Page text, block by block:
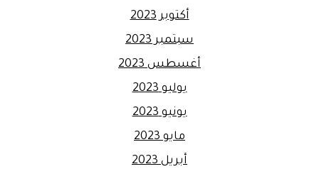
أكتوبر 2023
سبتمبر 2023
أغسطس 2023
يوليو 2023
يونيو 2023
مايو 2023
أبريل 2023